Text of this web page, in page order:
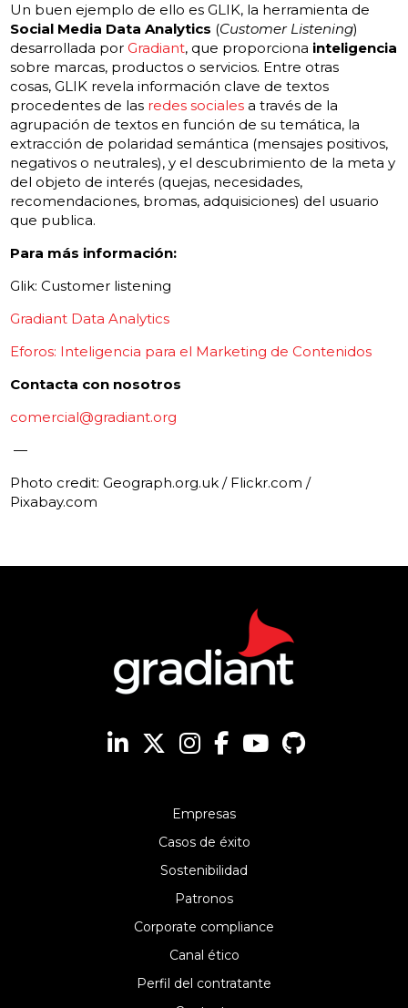
Un buen ejemplo de ello esGLIK, la herramienta de
Social Media Data Analytics (Customer Listening)
desarrollada porGradiant, que proporciona inteligencia
sobre marcas, productos o servicios. Entre otras
cosas,GLIK revela información clave de textos
procedentes de las redes sociales a través de la
agrupación de textos en función de su temática, la
extracción de polaridad semántica (mensajes positivos,
negativos o neutrales), y el descubrimiento de la meta y
del objeto de interés (quejas, necesidades,
recomendaciones, bromas, adquisiciones) del usuario
que publica.
Para más información:
Glik: Customer listening
Gradiant Data Analytics
Eforos: Inteligencia para el Marketing de Contenidos
Contacta con nosotros
comercial@gradiant.org
—
Photo credit: Geograph.org.uk / Flickr.com /
Pixabay.com
Empresas
Casos de éxito
Sostenibilidad
Patronos
Corporate compliance
Canal ético
Perfil del contratante